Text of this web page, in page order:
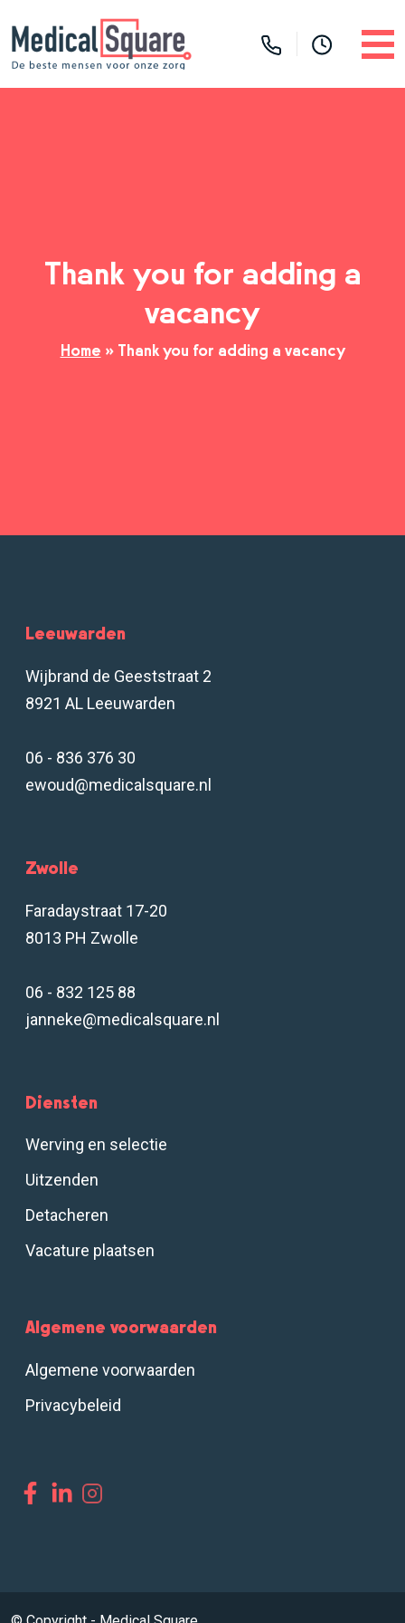
Thank you for adding a
vacancy
Home » Thank you for adding a vacancy
Leeuwarden
Wijbrand de Geeststraat 2
8921 AL Leeuwarden
06 - 836 376 30
ewoud@medicalsquare.nl
Zwolle
Faradaystraat 17-20
8013 PH Zwolle
06 - 832 125 88
janneke@medicalsquare.nl
Diensten
Werving en selectie
Uitzenden
Detacheren
Vacature plaatsen
Algemene voorwaarden
Algemene voorwaarden
Privacybeleid